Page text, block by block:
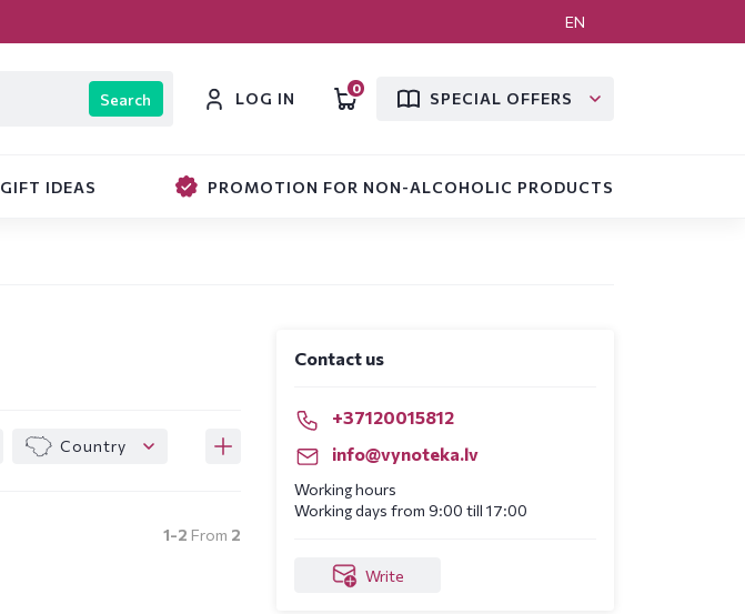
EN
Search LOG IN
0
SPECIAL OFFERS
GIFT IDEAS PROMOTION FOR NON-ALCOHOLIC PRODUCTS
Country
1-2 From 2
Contact us
+37120015812
info@vynoteka.lv
Working hours
Working days from 9:00 till 17:00
Write